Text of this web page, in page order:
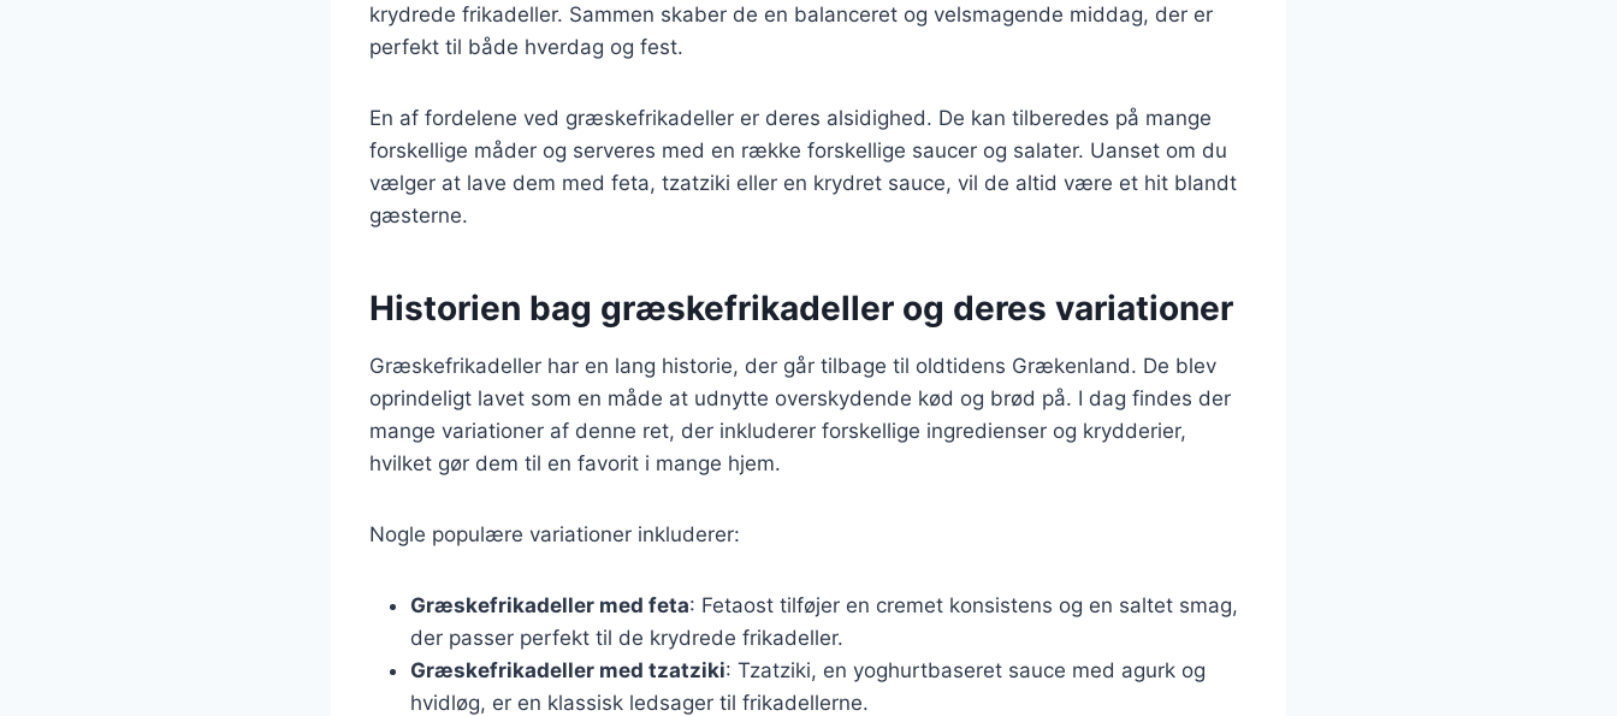
krydrede frikadeller. Sammen skaber de en balanceret og velsmagende middag, der er
perfekt til både hverdag og fest.
En af fordelene ved græskefrikadeller er deres alsidighed. De kan tilberedes på mange
forskellige måder og serveres med en række forskellige saucer og salater. Uanset om du
vælger at lave dem med feta, tzatziki eller en krydret sauce, vil de altid være et hit blandt
gæsterne.
Historien bag græskefrikadeller og deres variationer
Græskefrikadeller har en lang historie, der går tilbage til oldtidens Grækenland. De blev
oprindeligt lavet som en måde at udnytte overskydende kød og brød på. I dag findes der
mange variationer af denne ret, der inkluderer forskellige ingredienser og krydderier,
hvilket gør dem til en favorit i mange hjem.
Nogle populære variationer inkluderer:
Græskefrikadeller med feta: Fetaost tilføjer en cremet konsistens og en saltet smag,
der passer perfekt til de krydrede frikadeller.
Græskefrikadeller med tzatziki: Tzatziki, en yoghurtbaseret sauce med agurk og
hvidløg, er en klassisk ledsager til frikadellerne.